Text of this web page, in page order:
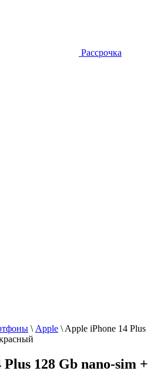
Рассрочка
\ Apple \ Apple iPhone 14 Plus
128 Gb nano-sim +